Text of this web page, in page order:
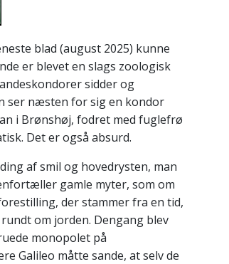
blad (august 2025) kunne
er blevet en slags zoologisk
sidder og
ser næsten for sig en kondor
i Brønshøj, fodret med fuglefrø
Det er også absurd.
af smil og hovedrysten, man
gamle myter, som om
der stammer fra en tid,
om jorden. Dengang blev
monopolet på
Galileo måtte sande, at selv de